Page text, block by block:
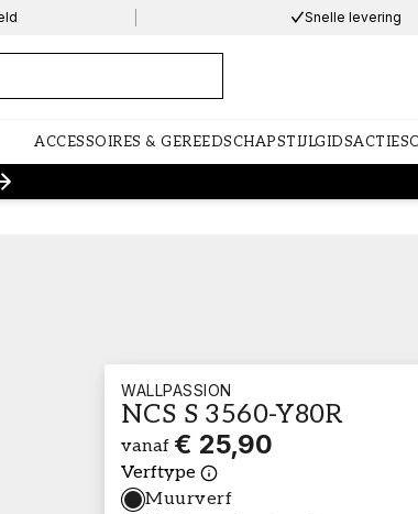
Snelle levering
ACCESSOIRES & GEREEDSCHAPSTIJLGIDSACTIES
WALLPASSION
NCS S 3560-Y80R
vanaf € 25,90
Verftype
Muurverf